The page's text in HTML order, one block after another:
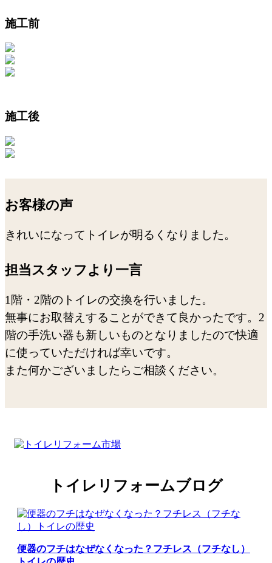
施工前
施工後
お客様の声
きれいになってトイレが明るくなりました。
担当スタッフより一言
1階・2階のトイレの交換を行いました。
無事にお取替えすることができて良かったです。2
階の手洗い器も新しいものとなりましたので快適
に使っていただければ幸いです。
また何かございましたらご相談ください。
トイレリフォームブログ
便器のフチはなぜなくなった？フチレス（フチなし）